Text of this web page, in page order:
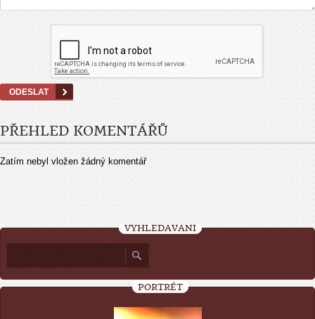
PŘEHLED KOMENTÁŘŮ
Zatím nebyl vložen žádný komentář
VYHLEDÁVÁNÍ
PORTRÉT